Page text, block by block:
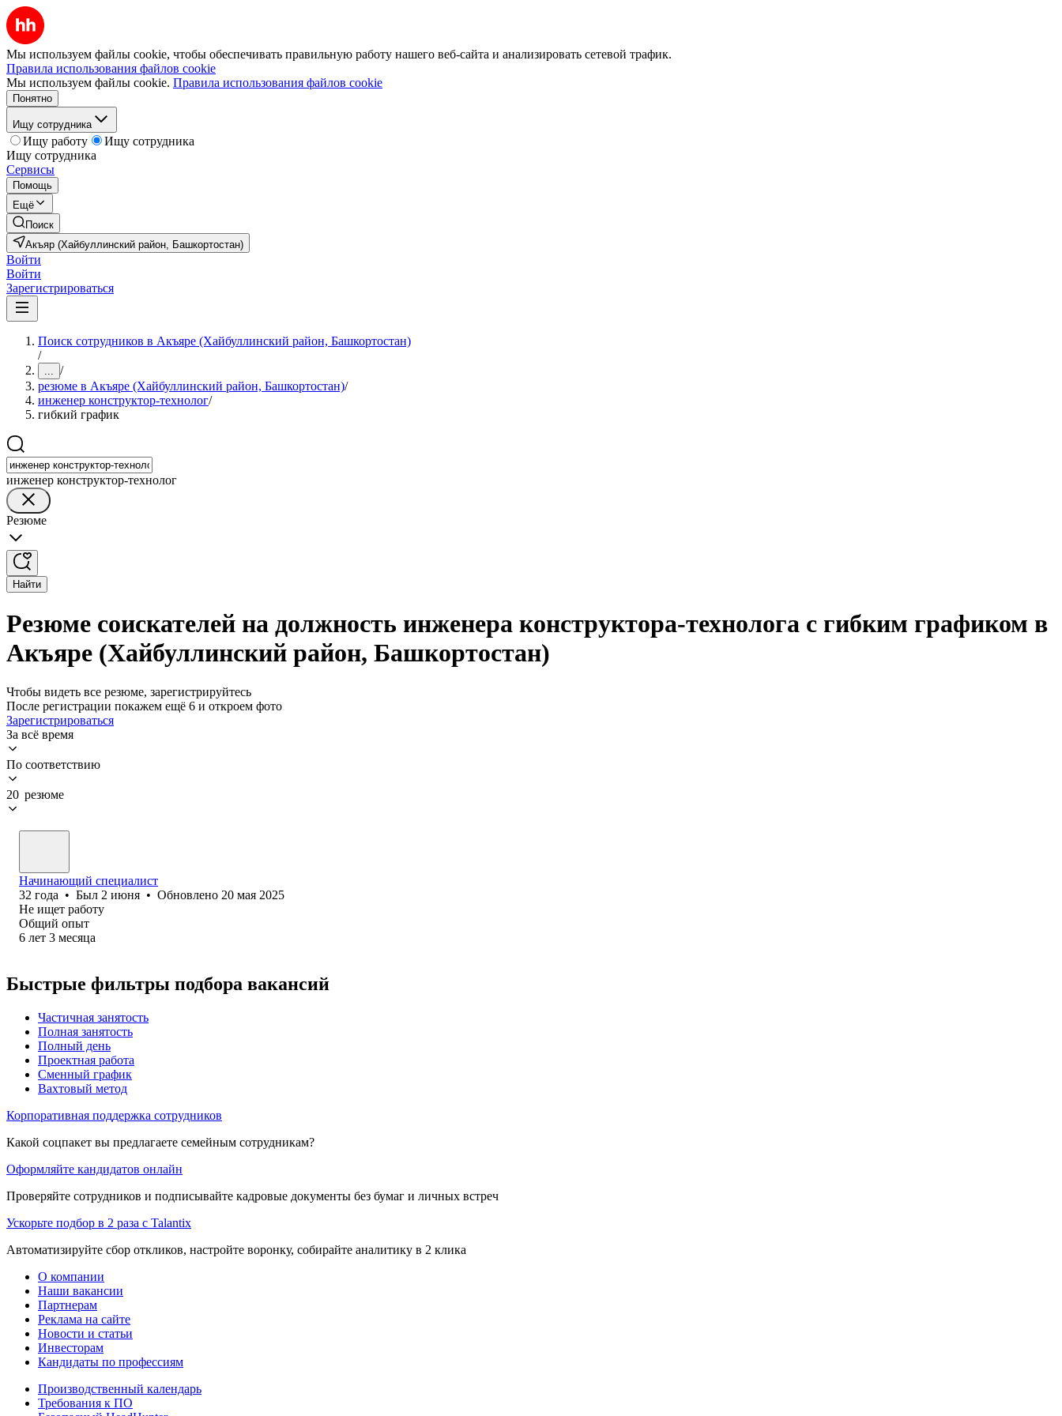
Мы используем файлы cookie, чтобы обеспечивать правильную работу нашего веб-сайта и анализировать сетевой трафик.
Правила использования файлов cookie
Мы используем файлы cookie. Правила использования файлов cookie
Понятно
Ищу сотрудника
Ищу работу
Ищу сотрудника
Ищу сотрудника
Сервисы
Помощь
Ещё
Поиск
Акъяр (Хайбуллинский район, Башкортостан)
Войти
Войти
Зарегистрироваться
Поиск сотрудников в Акъяре (Хайбуллинский район, Башкортостан)
/
... /
резюме в Акъяре (Хайбуллинский район, Башкортостан)/
инженер конструктор-технолог/
гибкий график
инженер конструктор-технолог
Резюме
Найти
Резюме соискателей на должность инженера конструктора-технолога с гибким графиком в
Акъяре (Хайбуллинский район, Башкортостан)
Чтобы видеть все резюме, зарегистрируйтесь
После регистрации покажем ещё 6 и откроем фото
Зарегистрироваться
За всё время
По соответствию
20 резюме
Начинающий специалист
32 года • Был 2 июня • Обновлено 20 мая 2025
Не ищет работу
Общий опыт
6 лет 3 месяца
Быстрые фильтры подбора вакансий
Частичная занятость
Полная занятость
Полный день
Проектная работа
Сменный график
Вахтовый метод
Корпоративная поддержка сотрудников
Какой соцпакет вы предлагаете семейным сотрудникам?
Оформляйте кандидатов онлайн
Проверяйте сотрудников и подписывайте кадровые документы без бумаг и личных встреч
Ускорьте подбор в 2 раза с Talantix
Автоматизируйте сбор откликов, настройте воронку, собирайте аналитику в 2 клика
О компании
Наши вакансии
Партнерам
Реклама на сайте
Новости и статьи
Инвесторам
Кандидаты по профессиям
Производственный календарь
Требования к ПО